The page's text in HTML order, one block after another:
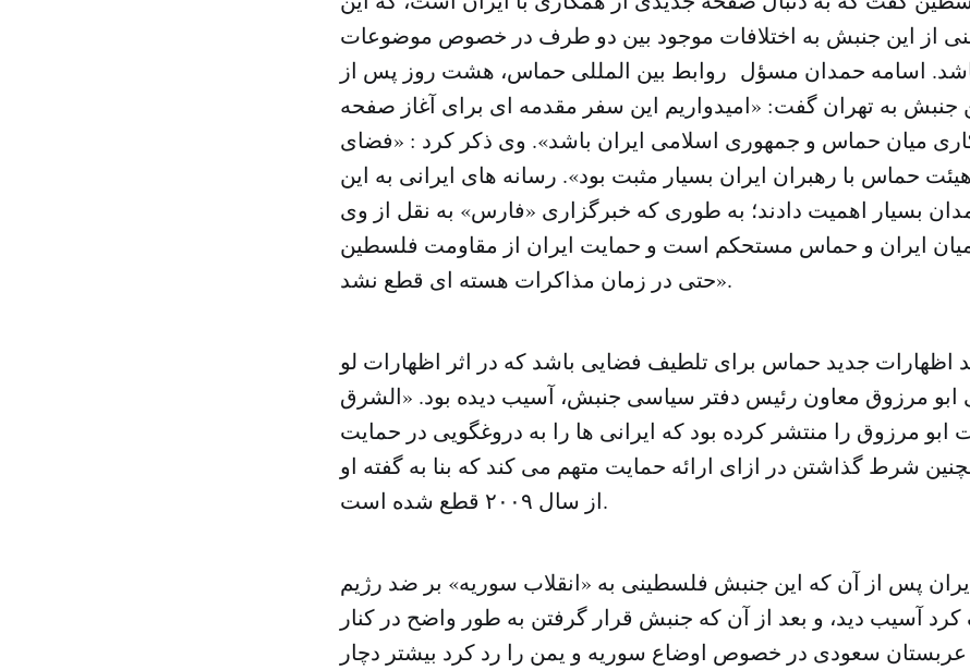
از این جنبش به اختلافات موجود بین دو طرف در خصوص موضوعات
اسامه حمدان مسؤل روابط بین المللی حماس، هشت روز پس از
جنبش به تهران گفت: «امیدواریم این سفر مقدمه ای برای آغاز صفحه
میان حماس و جمهوری اسلامی ایران باشد». وی ذکر کرد : «فضای
حماس با رهبران ایران بسیار مثبت بود». رسانه های ایرانی به این
بسیار اهمیت دادند؛ به طوری که خبرگزاری «فارس» به نقل از وی
ایران و حماس مستحکم است و حمایت ایران از مقاومت فلسطین
حتی در زمان مذاکرات هسته ای قطع نشد».
جدید حماس برای تلطیف فضایی باشد که در اثر اظهارات لو
مرزوق معاون رئیس دفتر سیاسی جنبش، آسیب دیده بود. «الشرق
ابو مرزوق را منتشر کرده بود که ایرانی ها را به دروغگویی در حمایت
شرط گذاشتن در ازای ارائه حمایت متهم می کند که بنا به گفته او
از سال ۲۰۰۹ قطع شده است.
پس از آن که این جنبش فلسطینی به «انقلاب سوریه» بر ضد رژیم
آسیب دید، و بعد از آن که جنبش قرار گرفتن به طور واضح در کنار
عربستان سعودی در خصوص اوضاع سوریه و یمن را رد کرد بیشتر دچار